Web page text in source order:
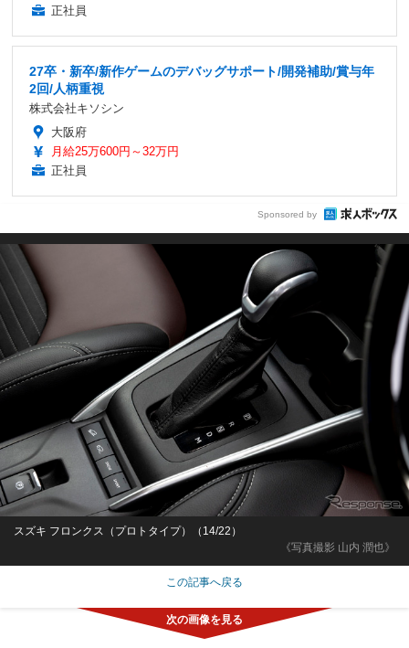
正社員
27卒・新卒/新作ゲームのデバッグサポート/開発補助/賞与年
2回/人柄重視
株式会社キソシン
大阪府
月給25万600円～32万円
正社員
Sponsored by
《写真撮影 山内 潤也》
スズキ フロンクス（プロトタイプ）（14/22）
この記事へ戻る